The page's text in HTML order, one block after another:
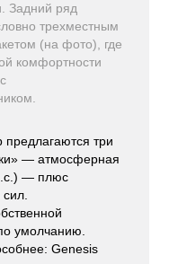
Задний ряд
трехместным
(на фото), где
комфортности
три
— атмосферная
— плюс
умолчанию.
Genesis